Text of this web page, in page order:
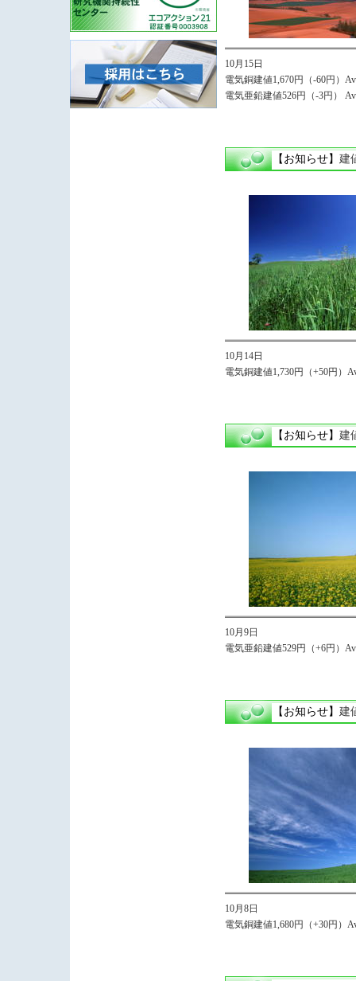
10月15日
電気銅建値1,670円（-60円）
電気亜鉛建値526円（-3円）
【お知らせ】 建
10月14日
電気銅建値1,730円（+50円）
【お知らせ】 建
10月9日
電気亜鉛建値529円（+6円）
【お知らせ】 建
10月8日
電気銅建値1,680円（+30円）